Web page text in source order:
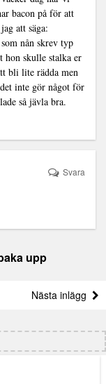
bacon på för att
att säga:
nån skrev typ
hon skulle stalka er
bli lite rädda men
inte gör något för
så jävla bra.
Svara
upp
Nästa inlägg